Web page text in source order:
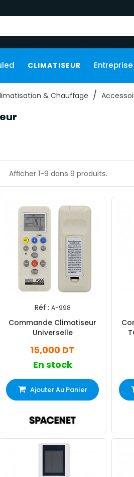
CLIMATISEUR Entreprise
& Chauffage
Afficher 1-9 dans 9 produits.
Réf : A-998
Commande Climatiseur
Universelle
15,000 DT
En stock
Ajouter Au Panier